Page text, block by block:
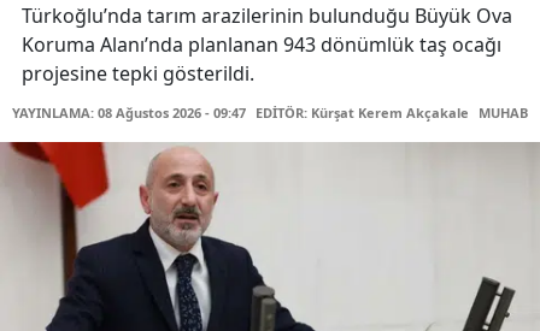
Türkoğlu’nda tarım arazilerinin bulunduğu Büyük Ova
Koruma Alanı’nda planlanan 943 dönümlük taş ocağı
projesine tepki gösterildi.
YAYINLAMA: 08 Ağustos 2026 - 09:47 EDİTÖR: Kürşat Kerem Akçakale